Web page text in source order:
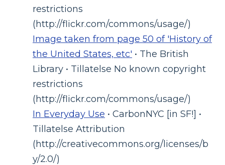
restrictions
(http://flickr.com/commons/usage/)
Image taken from page 50 of 'History of
the United States, etc' • The British
Library • Tillatelse No known copyright
restrictions
(http://flickr.com/commons/usage/)
In Everyday Use • CarbonNYC [in SF!] •
Tillatelse Attribution
(http://creativecommons.org/licenses/b
y/2.0/)